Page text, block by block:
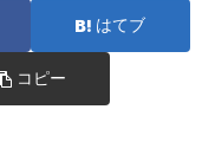
はてブ
コピー